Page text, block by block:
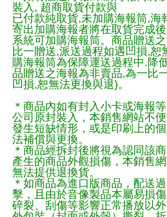
裝入, 超商取貨付款與
已付款純取貨,未加購海報筒,海
寄出加購海報者將在取貨完成
系統可加購海報筒。商品贈送
比一贈送,派送過程如遇凹損,恕
購海報筒為保障運送過程中.降
品贈送之海報為非賣品,為一比
凹損,恕無法更換與退)。
＊商品內如有封入小卡或海報
公司原封裝入，本銷售網站不
發生短缺情形，或是印刷上的
法補償與更換。
＊商品經拆封後將視為認同該
產生的商品外觀損傷，本銷售
無法提供退換貨。
＊如商品為進口版商品，配送
擊，且由於音像製品本屬易損
碎裂、刮傷等影響正常播放以